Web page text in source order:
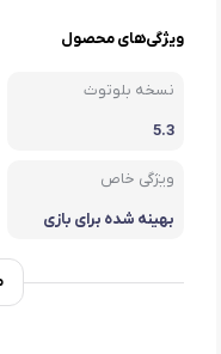
ویژگی‌های محصول
نسخه بلوتوث
5.3
ویژگی خاص
بهینه شده برای بازی